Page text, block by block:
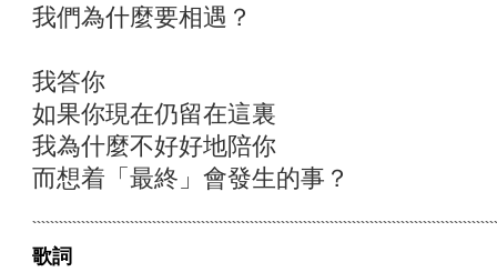
我們為什麼要相遇？
我答你
如果你現在仍留在這裏
我為什麼不好好地陪你
而想着「最終」會發生的事？
歌詞